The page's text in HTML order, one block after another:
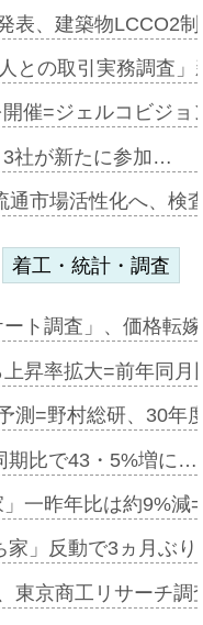
表、建築物LCCO2
との取引実務調査
催=ジェルコビジ
社が新たに参加…
通市場活性化へ、検
着工・統計・調査
ト調査」、価格転
昇率拡大=前年同
測=野村総研、30年
期比で43・5%増に…
一昨年比は約9%
家」反動で3ヵ月ぶ
東京商工リサーチ